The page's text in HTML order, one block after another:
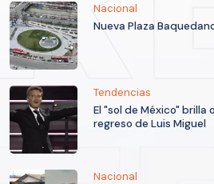
Nacional
Nueva Plaza
Tendencias
El "sol de México" brilla
regreso de Luis Miguel
Nacional